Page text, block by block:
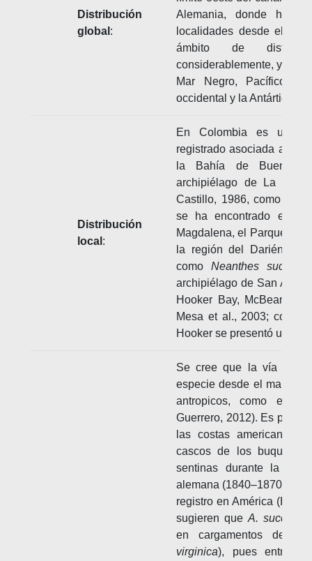
Distribución
global :
Alemania, donde ha
localidades desde el
ámbito de
considerablemente, y
Mar Negro, Pacífico
occidental y la Antártida
Distribución
local :
En Colombia es una
registrado asociada a
la Bahía de
archipiélago de La
Castillo, 1986, como
se ha encontrado en
Magdalena, el Parque
la región del Darién
como Neanthes
archipiélago de San
Hooker Bay, McBean
Mesa et al., 2003; como
Hooker se presentó una
Se cree que la vía más
especie desde el mar del
antropicos, como el
Guerrero, 2012). Es
las costas americanas
cascos de los buques
sentinas durante la
alemana (1840–1870),
registro en América
sugieren que A. succinea
en cargamentos del
virginica), pues entre